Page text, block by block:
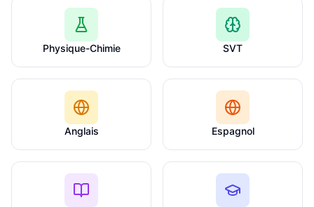
Physique-Chimie SVT
Anglais Espagnol